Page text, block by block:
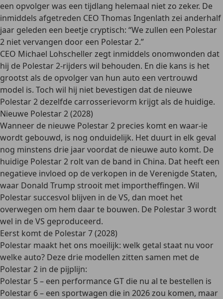
een opvolger was een tijdlang helemaal niet zo zeker. De
inmiddels afgetreden CEO Thomas Ingenlath zei anderhalf
jaar geleden een beetje cryptisch: “We zullen een Polestar
2 niet vervangen door een Polestar 2.”
CEO Michael Lohscheller zegt inmiddels onomwonden dat
hij de Polestar 2-rijders wil behouden. En die kans is het
grootst als de opvolger van hun auto een vertrouwd
model is. Toch wil hij niet bevestigen dat de nieuwe
Polestar 2 dezelfde carrosserievorm krijgt als de huidige.
Nieuwe Polestar 2 (2028)
Wanneer de nieuwe Polestar 2 precies komt en waar-ie
wordt gebouwd, is nog onduidelijk. Het duurt in elk geval
nog minstens drie jaar voordat de nieuwe auto komt. De
huidige Polestar 2 rolt van de band in China. Dat heeft een
negatieve invloed op de verkopen in de Verenigde Staten,
waar Donald Trump strooit met importheffingen. Wil
Polestar succesvol blijven in de VS, dan moet het
overwegen om hem daar te bouwen. De Polestar 3 wordt
wel in de VS geproduceerd.
Eerst komt de Polestar 7 (2028)
Polestar maakt het ons moeilijk: welk getal staat nu voor
welke auto? Deze drie modellen zitten samen met de
Polestar 2 in de pijplijn:
Polestar 5 – een performance GT die nu al te bestellen is
Polestar 6 – een sportwagen die in 2026 zou komen, maar